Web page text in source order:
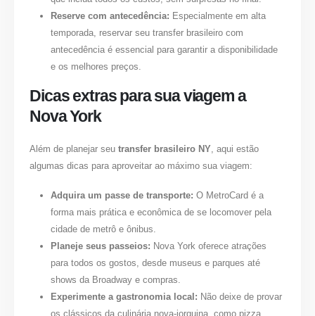
Reserve com antecedência: Especialmente em alta
temporada, reservar seu transfer brasileirocom
antecedência é essencial para garantir a disponibilidade
e os melhores preços.
Dicas extras para sua viagem a
Nova York
Além de planejar seutransfer brasileiro NY , aqui estão
algumas dicas para aproveitar ao máximo sua viagem:
Adquira um passe de transporte: O MetroCard é a
forma mais prática e econômica de se locomover pela
cidade de metrô e ônibus.
Planeje seus passeios: Nova York oferece atrações
para todos os gostos, desde museus e parques até
shows da Broadway e compras.
Experimente a gastronomia local: Não deixe de provar
os clássicos da culinária nova-iorquina, como pizza,